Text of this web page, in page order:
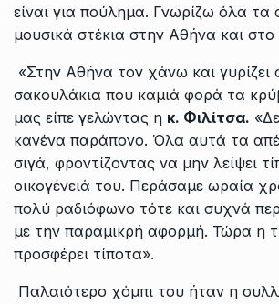
είναι για πούλημα. Γνωρίζω όλα τα
μουσικά στέκια στην Αθήνα και
«Στην Αθήνα τον χάνω και γυρίζει
σακουλάκια που καμιά φορά τα
μας είπε γελώντας η κ. Φιλίτσα.
κανένα παράπονο. Όλα αυτά τα
σιγά, φροντίζοντας να μην λείψει
οικογένειά του. Περάσαμε ωραία
πολύ ραδιόφωνο τότε και συχνά
με την παραμικρή αφορμή. Τώρα η
προσφέρει τίποτα».
Παλαιότερο χόμπι του ήταν η